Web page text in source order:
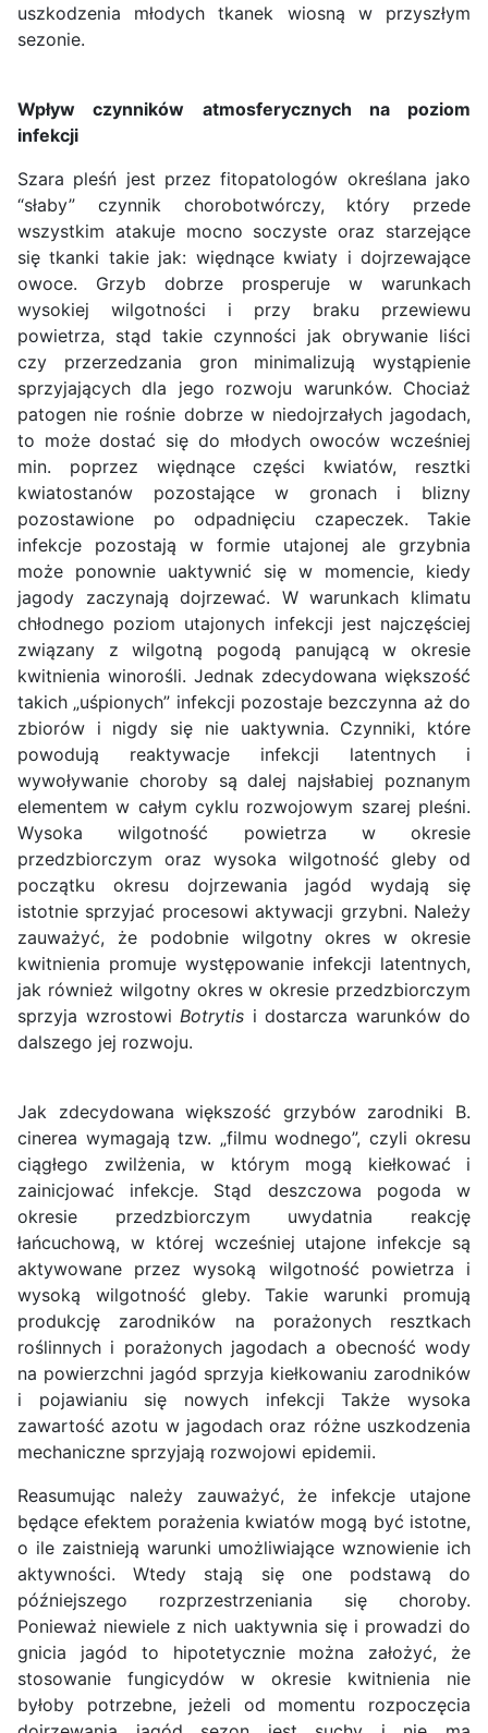
uszkodzenia młodych tkanek wiosną w przyszłym
sezonie.
Wpływ czynników atmosferycznych na poziom
infekcji
Szara pleśń jest przez fitopatologów określana jako
“słaby” czynnik chorobotwórczy, który przede
wszystkim atakuje mocno soczyste oraz starzejące
się tkanki takie jak: więdnące kwiaty i dojrzewające
owoce. Grzyb dobrze prosperuje w warunkach
wysokiej wilgotności i przy braku przewiewu
powietrza, stąd takie czynności jak obrywanie liści
czy przerzedzania gron minimalizują wystąpienie
sprzyjających dla jego rozwoju warunków. Chociaż
patogen nie rośnie dobrze w niedojrzałych jagodach,
to może dostać się do młodych owoców wcześniej
min. poprzez więdnące części kwiatów, resztki
kwiatostanów pozostające w gronach i blizny
pozostawione po odpadnięciu czapeczek. Takie
infekcje pozostają w formie utajonej ale grzybnia
może ponownie uaktywnić się w momencie, kiedy
jagody zaczynają dojrzewać. W warunkach klimatu
chłodnego poziom utajonych infekcji jest najczęściej
związany z wilgotną pogodą panującą w okresie
kwitnienia winorośli. Jednak zdecydowana większość
takich „uśpionych” infekcji pozostaje bezczynna aż do
zbiorów i nigdy się nie uaktywnia. Czynniki, które
powodują reaktywacje infekcji latentnych i
wywoływanie choroby są dalej najsłabiej poznanym
elementem w całym cyklu rozwojowym szarej pleśni.
Wysoka wilgotność powietrza w okresie
przedzbiorczym oraz wysoka wilgotność gleby od
początku okresu dojrzewania jagód wydają się
istotnie sprzyjać procesowi aktywacji grzybni. Należy
zauważyć, że podobnie wilgotny okres w okresie
kwitnienia promuje występowanie infekcji latentnych,
jak również wilgotny okres w okresie przedzbiorczym
sprzyja wzrostowi Botrytis i dostarcza warunków do
dalszego jej rozwoju.
Jak zdecydowana większość grzybów zarodniki B.
cinerea wymagają tzw. „filmu wodnego”, czyli okresu
ciągłego zwilżenia, w którym mogą kiełkować i
zainicjować infekcje. Stąd deszczowa pogoda w
okresie przedzbiorczym uwydatnia reakcję
łańcuchową, w której wcześniej utajone infekcje są
aktywowane przez wysoką wilgotność powietrza i
wysoką wilgotność gleby. Takie warunki promują
produkcję zarodników na porażonych resztkach
roślinnych i porażonych jagodach a obecność wody
na powierzchni jagód sprzyja kiełkowaniu zarodników
i pojawianiu się nowych infekcji Także wysoka
zawartość azotu w jagodach oraz różne uszkodzenia
mechaniczne sprzyjają rozwojowi epidemii.
Reasumując należy zauważyć, że infekcje utajone
będące efektem porażenia kwiatów mogą być istotne,
o ile zaistnieją warunki umożliwiające wznowienie ich
aktywności. Wtedy stają się one podstawą do
późniejszego rozprzestrzeniania się choroby.
Ponieważ niewiele z nich uaktywnia się i prowadzi do
gnicia jagód to hipotetycznie można założyć, że
stosowanie fungicydów w okresie kwitnienia nie
byłoby potrzebne, jeżeli od momentu rozpoczęcia